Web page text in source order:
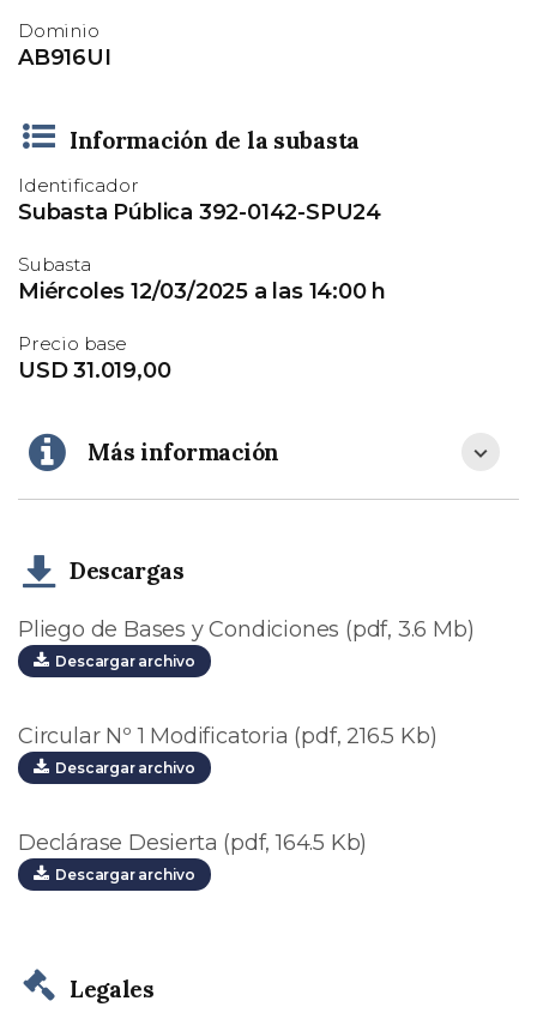
Dominio
AB916UI
Información de la subasta
Identificador
Subasta Pública 392-0142-SPU24
Subasta
Miércoles 12/03/2025 a las 14:00 h
Precio base
USD 31.019,00
Más información
Descargas
Pliego de Bases y Condiciones (pdf, 3.6 Mb)
Descargar archivo
Circular Nº 1 Modificatoria (pdf, 216.5 Kb)
Descargar archivo
Declárase Desierta (pdf, 164.5 Kb)
Descargar archivo
Legales